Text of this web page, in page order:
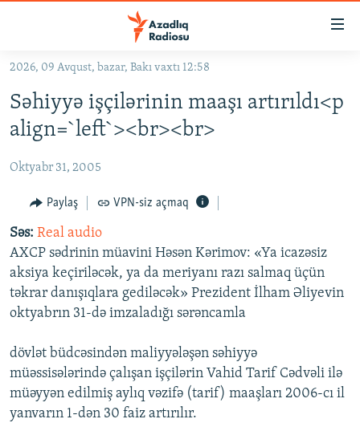
Əsas
qayıt
Əsas
naviqasiyaya
qayıt
#İZAHLA
KORRUPSIOMETR
#ƏSLINDƏ
FƏRQƏ BAX
QANUNI DOĞRU
ARAŞDIRMA
MULTIMEDIA
VIDEO
FOTOQALEREYA
İNFOQRAFIKA
KARIKATURA
RADIO ARXIV
OXU ZALI
AZƏRBAYCAN ƏDƏBIYYATI KITABXANASI
İSLAM VƏ DEMOKRATIYA
HAQQIMIZDA
MISSIYAMIZ
PEŞƏ ETIKASI VƏ JURNALISTIKA STANDARTLARIMIZ
BIZI IZLƏ
2026, 09 Avqust, bazar, Bakı vaxtı 12:58
Səhiyyə işçilərinin maaşı artırıldı<p
align=`left`><br><br>
Oktyabr 31, 2005
Paylaş VPN-siz açmaq
Səs: Real audio
AXCP sədrinin müavini Həsən Kərimov: «Ya icazəsiz
aksiya keçiriləcək, ya da meriyanı razı salmaq üçün
təkrar danışıqlara gediləcək» Prezident İlham Əliyevin
oktyabrın 31-də imzaladığı sərəncamla
dövlət büdcəsindən maliyyələşən səhiyyə
müəssisələrində çalışan işçilərin Vahid Tarif Cədvəli ilə
müəyyən edilmiş aylıq vəzifə (tarif) maaşları 2006-cı il
yanvarın 1-dən 30 faiz artırılır.